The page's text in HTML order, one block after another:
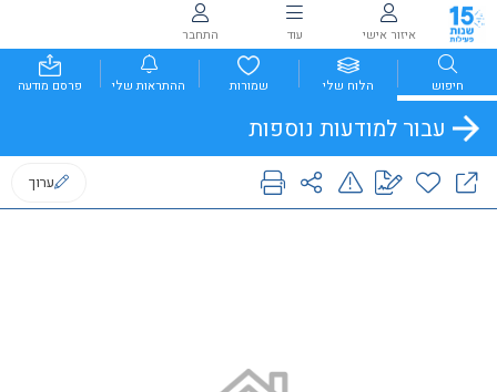
איזור אישי עוד התחבר
חיפוש הלוח שלי שמורות ההתראות שלי פרסם מודעה
עבור למודעות נוספות
ערוך